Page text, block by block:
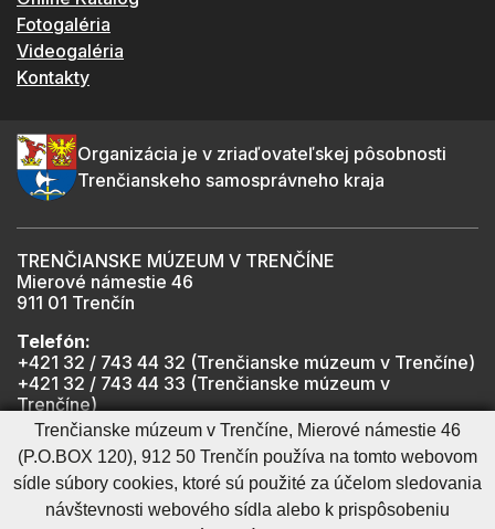
Fotogaléria
Videogaléria
Kontakty
Organizácia je v zriaďovateľskej pôsobnosti
Trenčianskeho samosprávneho kraja
TRENČIANSKE MÚZEUM V TRENČÍNE
Mierové námestie 46
911 01 Trenčín
Telefón:
+421 32 / 743 44 32 (Trenčianske múzeum v Trenčíne)
+421 32 / 743 44 33 (Trenčianske múzeum v
Trenčíne)
+421 901 918 825 (Trenčiansky hrad - informátor -
počas otváracích hodín hradu)
Mapa stránkyRSSCookies nastavenieOchrana osobných údajov
Trenčianske múzeum v Trenčíne, Mierové námestie 46
(P.O.BOX 120), 912 50 Trenčín používa na tomto webovom
sídle súbory cookies, ktoré sú použité za účelom sledovania
návštevnosti webového sídla alebo k prispôsobeniu